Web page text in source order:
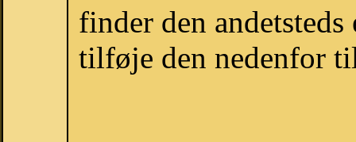
finder den
tilføje den nedenfor